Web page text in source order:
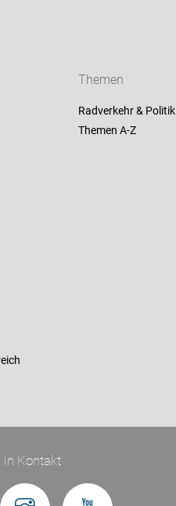
Themen
Radverkehr & Politik
Themen A-Z
in Kontakt